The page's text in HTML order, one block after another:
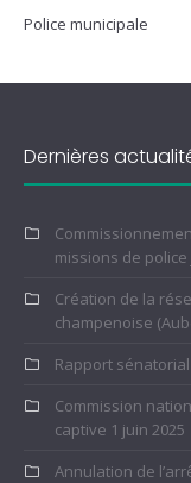
Police municipale
Dernières
missions de
Création de la
champenoise
Rapport
Commission
captive 1 juin 2025
Annulation de